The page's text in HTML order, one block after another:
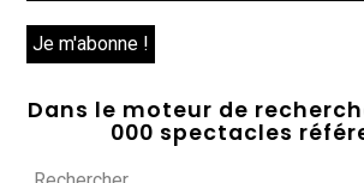
Dans le moteur de
000 spectacles